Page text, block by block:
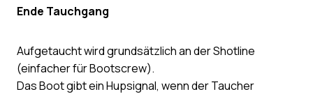
Ende Tauchgang
Aufgetaucht wird grundsätzlich an der Shotline
(einfacher für Bootscrew).
Das Boot gibt ein Hupsignal, wenn der Taucher